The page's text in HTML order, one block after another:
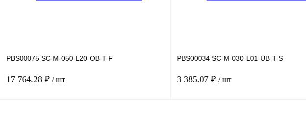
PBS00075 SC-M-050-L20-OB-T-F
17 764.28 ₽ / шт
PBS00034 SC-M-030-L01-UB-T-S
3 385.07 ₽ / шт